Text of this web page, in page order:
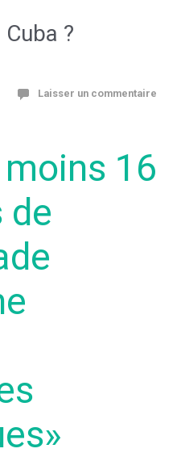
?
Laisser un commentaire
16
de